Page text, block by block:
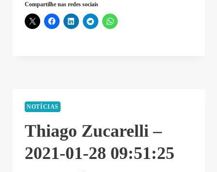
Freitas
–
Compartilhe nas redes sociais
NOTÍCIAS
Thiago Zucarelli –
2021-01-28 09:51:25